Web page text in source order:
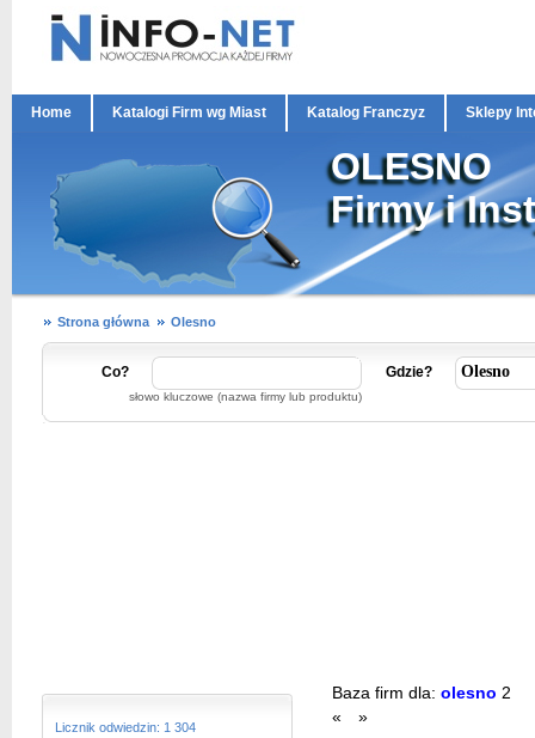
Home Katalogi Firm wg Miast Katalog Franczyz Sklepy
OLESNO
Firmy i
Strona główna Olesno
Co?
słowo kluczowe (nazwa firmy lub produktu)
Gdzie?
Licznik odwiedzin: 1 304
Baza firm dla: olesno 2
«
»